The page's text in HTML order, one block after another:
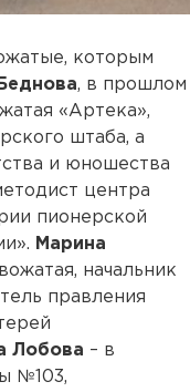
которым
, в прошлом
«Артека»,
штаба, а
и юношества
центра
пионерской
Марина
начальник
правления
Лобова – в
№103,